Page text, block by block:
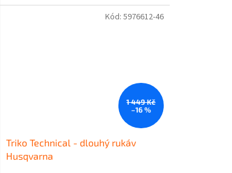
1 449 Kč
–16 %
Triko Technical - dlouhý rukáv
Husqvarna
Kód: 5976612-46